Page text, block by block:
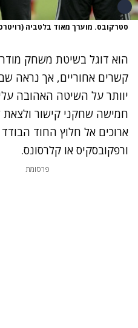
סטרקובס. מוערך מאוד בלטביה
קשרים אחוריים, אך נראה
יוותר על השיטה האהובה
חמישה שחקני קישור ולצאת
ארוכים אל חלוץ החוד
ורפקובסקיס או קלרסונס.
פרסומת